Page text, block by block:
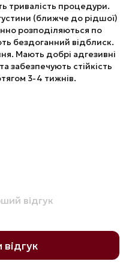
тривалість процедури.
(ближче до рідшої)
розподіляються по
бездоганний відблиск.
Мають добрі адгезивні
забезпечують стійкість
3-4 тижнів.
відгук